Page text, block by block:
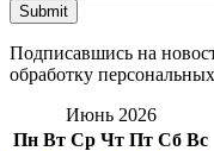
Подписавшись на
обработку
Июнь 2026
Пн Вт Ср Чт Пт Сб Вс